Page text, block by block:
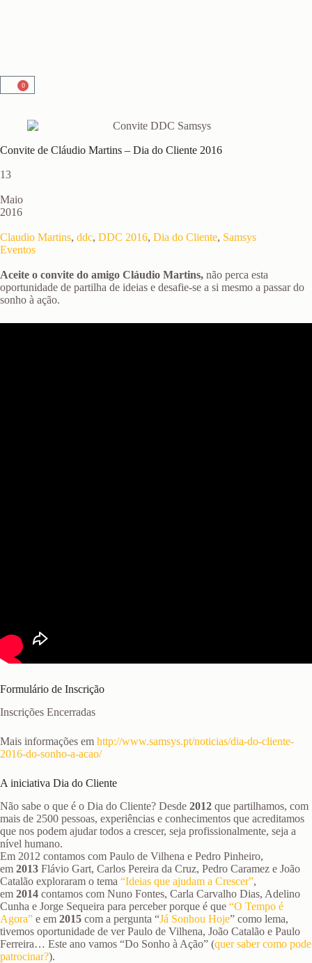
0
Convite de Cláudio Martins – Dia do Cliente 2016
13
Maio
2016
Claudio Martins, ddc, DDC 2016, Dia do Cliente, Samsys
Eventos
Aceite o convite do amigo Cláudio Martins, não perca esta
oportunidade de partilha de ideias e desafie-se a si mesmo a passar do
sonho à ação.
Formulário de Inscrição
Inscrições Encerradas
Mais informações em http://www.samsys.pt/noticias/dia-do-cliente-
2016-do-sonho-a-acao/
A iniciativa Dia do Cliente
Não sabe o que é o Dia do Cliente? Desde 2012 que partilhamos, com
mais de 2500 pessoas, experiências e conhecimentos que acreditamos
que nos podem ajudar todos a crescer, seja profissionalmente, seja a
nível humano.
Em 2012 contamos com Paulo de Vilhena e Pedro Pinheiro,
em 2013 Flávio Gart, Carlos Pereira da Cruz, Pedro Caramez e João
Catalão exploraram o tema “Ideias que ajudam a Crescer”,
em 2014 contamos com Nuno Fontes, Carla Carvalho Dias, Adelino
Cunha e Jorge Sequeira para perceber porque é que “O Tempo é
Agora” e em 2015 com a pergunta “Já Sonhou Hoje” como lema,
tivemos oportunidade de ver Paulo de Vilhena, João Catalão e Paulo
Ferreira… Este ano vamos “Do Sonho à Ação” (quer saber como pode
patrocinar?).